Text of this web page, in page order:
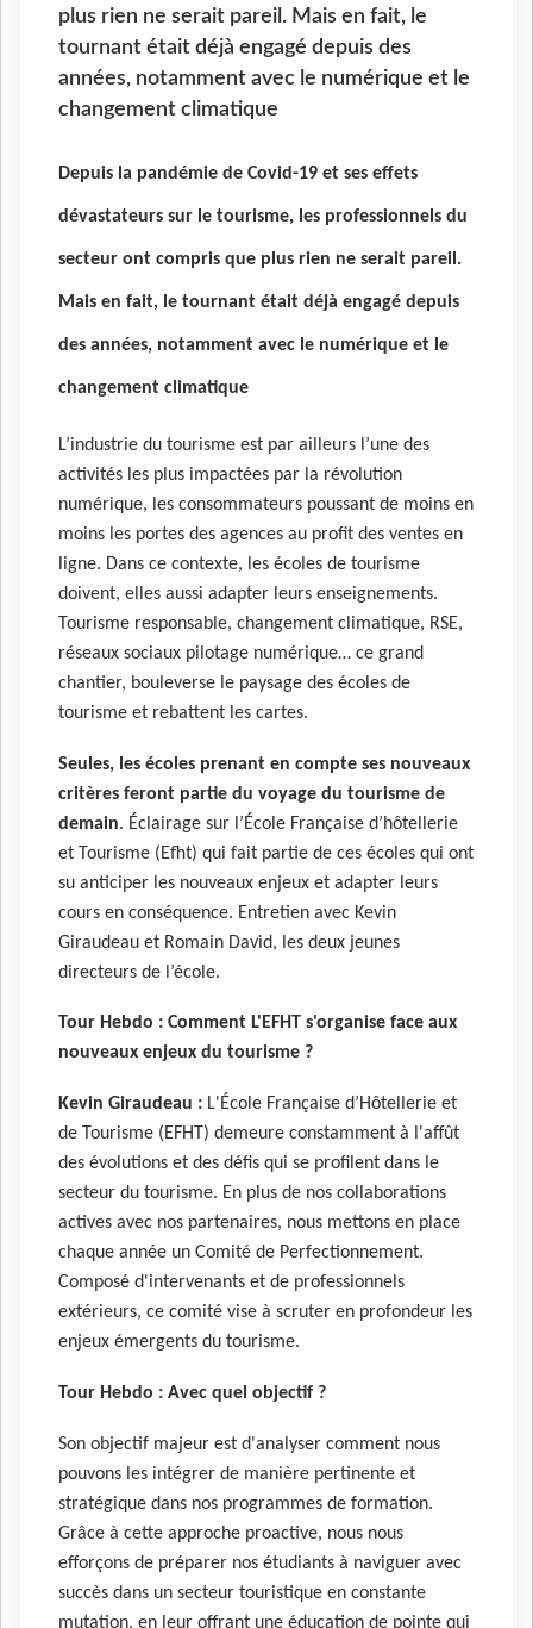
plus rien ne serait pareil. Mais en fait, le
tournant était déjà engagé depuis des
années, notamment avec le numérique et le
changement climatique
Depuis la pandémie de Covid-19 et ses effets
dévastateurs sur le tourisme, les professionnels du
secteur ont compris que plus rien ne serait pareil.
Mais en fait, le tournant était déjà engagé depuis
des années, notamment avec le numérique et le
changement climatique
L’industrie du tourisme est par ailleurs l’une des
activités les plus impactées par la révolution
numérique, les consommateurs poussant de moins en
moins les portes des agences au profit des ventes en
ligne. Dans ce contexte, les écoles de tourisme
doivent, elles aussi adapter leurs enseignements.
Tourisme responsable, changement climatique, RSE,
réseaux sociaux pilotage numérique… ce grand
chantier, bouleverse le paysage des écoles de
tourisme et rebattent les cartes.
Seules, les écoles prenant en compte ses nouveaux
critères feront partie du voyage du tourisme de
demain. Éclairage sur l’École Française d’hôtellerie
et Tourisme (Efht) qui fait partie de ces écoles qui ont
su anticiper les nouveaux enjeux et adapter leurs
cours en conséquence. Entretien avec Kevin
Giraudeau et Romain David, les deux jeunes
directeurs de l’école.
Tour Hebdo : Comment L'EFHT s'organise face aux
nouveaux enjeux du tourisme ?
Kevin Giraudeau : L'École Française d’Hôtellerie et
de Tourisme (EFHT) demeure constamment à l'affût
des évolutions et des défis qui se profilent dans le
secteur du tourisme. En plus de nos collaborations
actives avec nos partenaires, nous mettons en place
chaque année un Comité de Perfectionnement.
Composé d'intervenants et de professionnels
extérieurs, ce comité vise à scruter en profondeur les
enjeux émergents du tourisme.
Tour Hebdo : Avec quel objectif ?
Son objectif majeur est d'analyser comment nous
pouvons les intégrer de manière pertinente et
stratégique dans nos programmes de formation.
Grâce à cette approche proactive, nous nous
efforçons de préparer nos étudiants à naviguer avec
succès dans un secteur touristique en constante
mutation, en leur offrant une éducation de pointe qui